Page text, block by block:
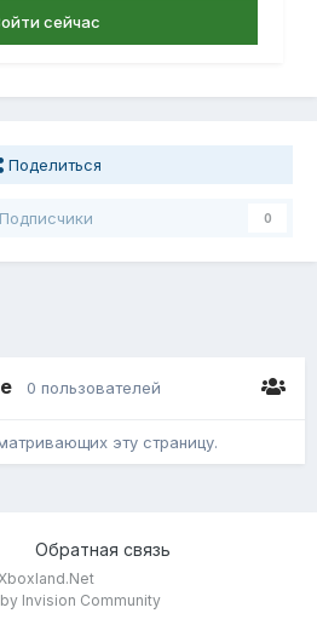
сейчас
Поделиться
Подписчики 0
0 пользователей
эту страницу.
Обратная связь
Invision Community